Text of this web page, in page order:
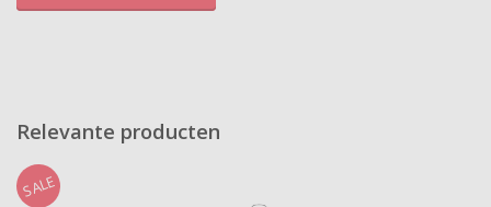
Relevante producten
SALE